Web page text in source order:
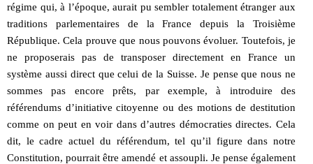
régime qui, à l’époque, aurait pu sembler totalement étranger aux
traditions parlementaires de la France depuis la Troisième
République. Cela prouve que nous pouvons évoluer. Toutefois, je
ne proposerais pas de transposer directement en France un
système aussi direct que celui de la Suisse. Je pense que nous ne
sommes pas encore prêts, par exemple, à introduire des
référendums d’initiative citoyenne ou des motions de destitution
comme on peut en voir dans d’autres démocraties directes. Cela
dit, le cadre actuel du référendum, tel qu’il figure dans notre
Constitution, pourrait être amendé et assoupli. Je pense également